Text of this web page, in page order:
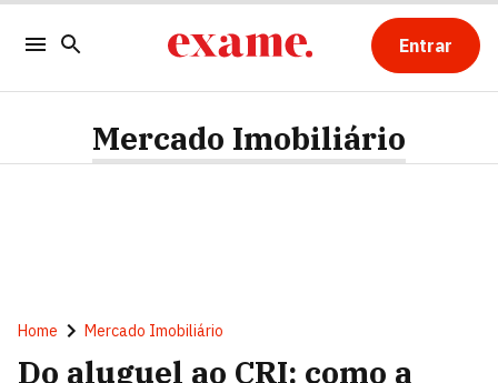
Entrar
Mercado Imobiliário
Home Mercado Imobiliário
Do aluguel ao CRI: como a